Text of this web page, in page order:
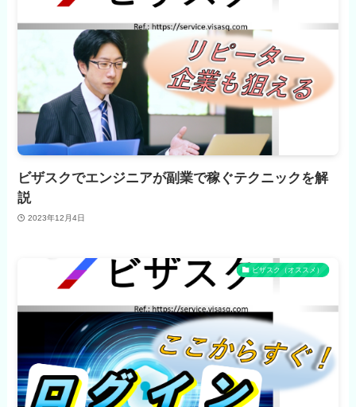
ビザスクでエンジニアが副業で稼ぐテクニックを解
説
2023年12月4日
ビザスク（オススメ）